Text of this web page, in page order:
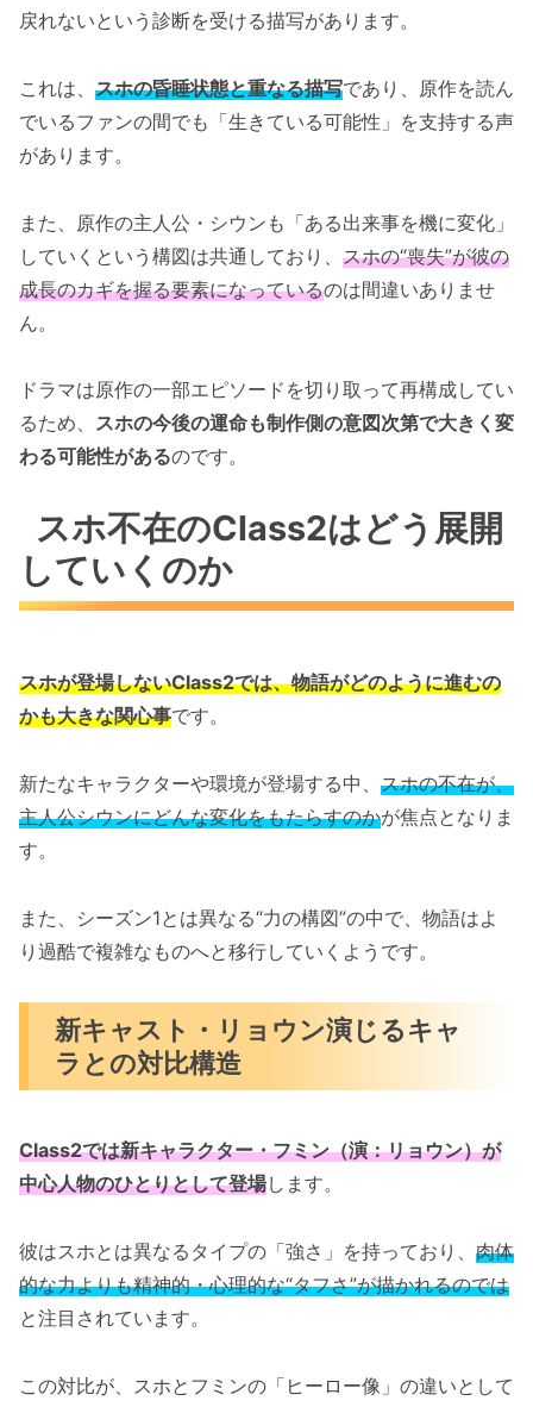
戻れないという診断を受ける描写があります。
これは、 スホの昏睡状態と重なる描写であり、原作を読ん
でいるファンの間でも「生きている可能性」を支持する声
があります。
また、原作の主人公・シウンも「ある出来事を機に変化」
していくという構図は共通しており、 スホの“喪失”が彼の
成長のカギを握る要素になっているのは間違いありませ
ん。
ドラマは原作の一部エピソードを切り取って再構成してい
るため、 スホの今後の運命も制作側の意図次第で大きく変
わる可能性があるのです。
スホ不在のClass2はどう展開
していくのか
スホが登場しないClass2では、物語がどのように進むの
かも大きな関心事です。
新たなキャラクターや環境が登場する中、 スホの不在が、
主人公シウンにどんな変化をもたらすのかが焦点となりま
す。
また、シーズン1とは異なる“力の構図”の中で、物語はよ
り過酷で複雑なものへと移行していくようです。
新キャスト・リョウン演じるキャ
ラとの対比構造
Class2では新キャラクター・フミン（演：リョウン）が
中心人物のひとりとして登場します。
彼はスホとは異なるタイプの「強さ」を持っており、 肉体
的な力よりも精神的・心理的な“タフさ”が描かれるのでは
と注目されています。
この対比が、スホとフミンの「ヒーロー像」の違いとして